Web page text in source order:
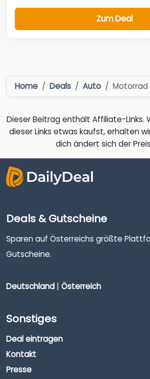
Zum Deal
Home Deals Auto Motorrad
Dieser Beitrag enthält Affiliate-Links.
dieser Links etwas kaufst, erhalten
dich ändert sich der
Deals & Gutscheine
Sparen auf Österreichs größte
Gutscheine.
Deutschland | Österreich
Sonstiges
Deal eintragen
Kontakt
Presse